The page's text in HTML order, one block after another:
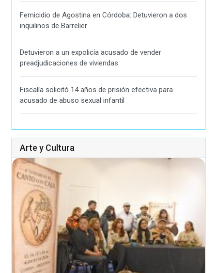
Femicidio de Agostina en Córdoba: Detuvieron a dos
inquilinos de Barrelier
Detuvieron a un expolicía acusado de vender
preadjudicaciones de viviendas
Fiscalía solicitó 14 años de prisión efectiva para
acusado de abuso sexual infantil
Arte y Cultura